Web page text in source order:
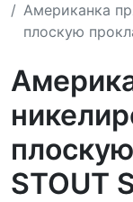
Американка
плоскую
STOUT